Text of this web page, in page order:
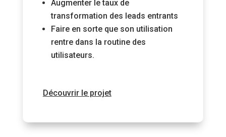
Augmenter le taux de
transformation des leads entrants
Faire en sorte que son utilisation
rentre dans la routine des
utilisateurs.
Découvrir le projet